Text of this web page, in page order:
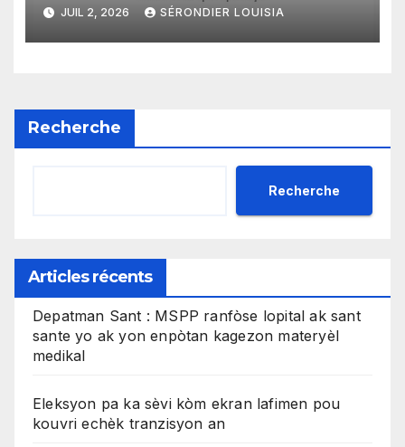
efikas pou fè tranzaksyon
gratis
JUIL 2, 2026 SÉRONDIER LOUISIA
Recherche
Recherche
Articles récents
Depatman Sant : MSPP ranfòse lopital ak sant
sante yo ak yon enpòtan kagezon materyèl
medikal
Eleksyon pa ka sèvi kòm ekran lafimen pou
kouvri echèk tranzisyon an